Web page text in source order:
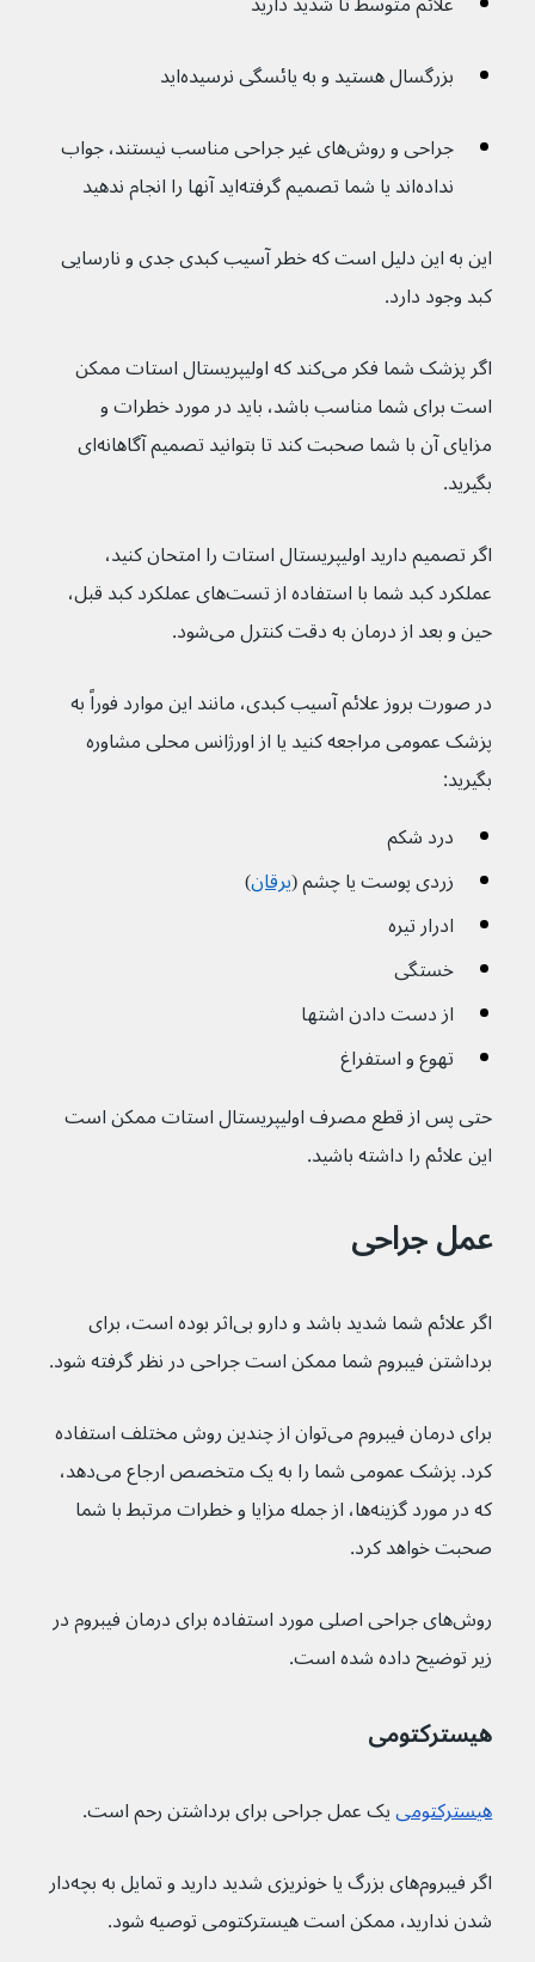
بزرگسال هستید و به یائسگی نرسیده‌اید
جراحی و روش‌های غیر جراحی مناسب نیستند، جواب
نداده‌اند یا شما تصمیم گرفته‌اید آنها را انجام ندهید
این به این دلیل است که خطر آسیب کبدی جدی و نارسایی
کبد وجود دارد.
اگر پزشک شما فکر می‌کند که اولیپریستال استات ممکن
است برای شما مناسب باشد، باید در مورد خطرات و
مزایای آن با شما صحبت کند تا بتوانید تصمیم آگاهانه‌ای
بگیرید.
اگر تصمیم دارید اولیپریستال استات را امتحان کنید،
عملکرد کبد شما با استفاده از تست‌های عملکرد کبد قبل،
حین و بعد از درمان به دقت کنترل می‌شود.
در صورت بروز علائم آسیب کبدی، مانند این موارد فوراً به
پزشک عمومی مراجعه کنید یا از اورژانس محلی مشاوره
بگیرید:
درد شکم
زردی پوست یا چشم (یرقان)
ادرار تیره
خستگی
از دست دادن اشتها
تهوع و استفراغ
حتی پس از قطع مصرف اولیپریستال استات ممکن است
این علائم را داشته باشید.
عمل جراحی
اگر علائم شما شدید باشد و دارو بی‌اثر بوده است، برای
برداشتن فیبروم شما ممکن است جراحی در نظر گرفته شود.
برای درمان فیبروم می‌توان از چندین روش مختلف استفاده
کرد. پزشک عمومی شما را به یک متخصص ارجاع می‌دهد،
که در مورد گزینه‌ها، از جمله مزایا و خطرات مرتبط با شما
صحبت خواهد کرد.
روش‌های جراحی اصلی مورد استفاده برای درمان فیبروم در
زیر توضیح داده شده است.
هیسترکتومی
هیسترکتومی یک عمل جراحی برای برداشتن رحم است.
اگر فیبروم‌های بزرگ یا خونریزی شدید دارید و تمایل به بچه‌دار
شدن ندارید، ممکن است هیسترکتومی توصیه شود.